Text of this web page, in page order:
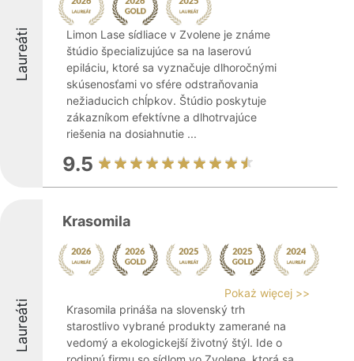
Laureáti
Limon Lase sídliace v Zvolene je známe
štúdio špecializujúce sa na laserovú
epiláciu, ktoré sa vyznačuje dlhoročnými
skúsenosťami vo sfére odstraňovania
nežiaducich chĺpkov. Štúdio poskytuje
zákazníkom efektívne a dlhotrvajúce
riešenia na dosiahnutie ...
9.5
Laureáti
Krasomila
Pokaż więcej >>
Krasomila prináša na slovenský trh
starostlivo vybrané produkty zamerané na
vedomý a ekologickejší životný štýl. Ide o